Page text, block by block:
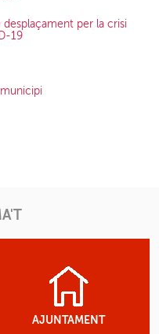
per la crisi
19
AJUNTAMENT